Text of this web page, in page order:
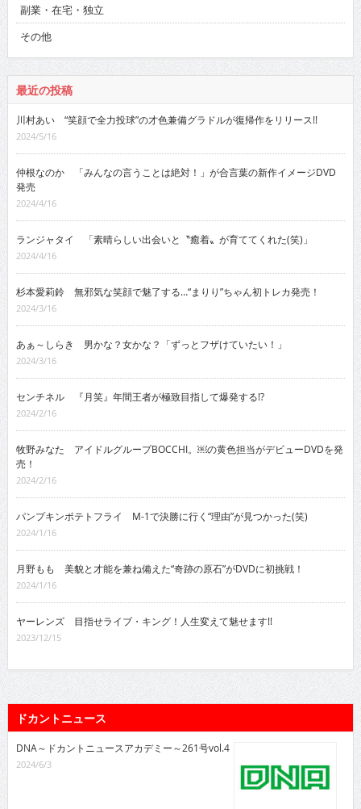
副業・在宅・独立
その他
最近の投稿
川村あい “笑顔で全力投球”の才色兼備グラドルが復帰作をリリース!!
2024/5/16
仲根なのか 「みんなの言うことは絶対！」が合言葉の新作イメージDVD
発売
2024/4/16
ランジャタイ 「素晴らしい出会いと〝癒着〟が育ててくれた(笑)」
2024/4/16
杉本愛莉鈴 無邪気な笑顔で魅了する…“まりり”ちゃん初トレカ発売！
2024/3/16
あぁ～しらき 男かな？女かな？「ずっとフザけていたい！」
2024/3/16
センチネル 『月笑』年間王者が極致目指して爆発する!?
2024/2/16
牧野みなた アイドルグループBOCCHI。￼の黄色担当がデビューDVDを発
売！
2024/2/16
パンプキンポテトフライ M-1で決勝に行く“理由”が見つかった(笑)
2024/1/16
月野もも 美貌と才能を兼ね備えた“奇跡の原石”がDVDに初挑戦！
2024/1/16
ヤーレンズ 目指せライブ・キング！人生変えて魅せます!!
2023/12/15
ドカントニュース
DNA～ドカントニュースアカデミー～261号vol.4
2024/6/3